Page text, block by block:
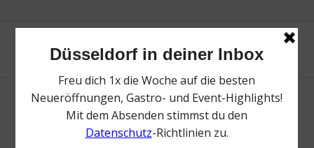
Top Bowls in Düsseldorf | Mr. Düsseldorf |